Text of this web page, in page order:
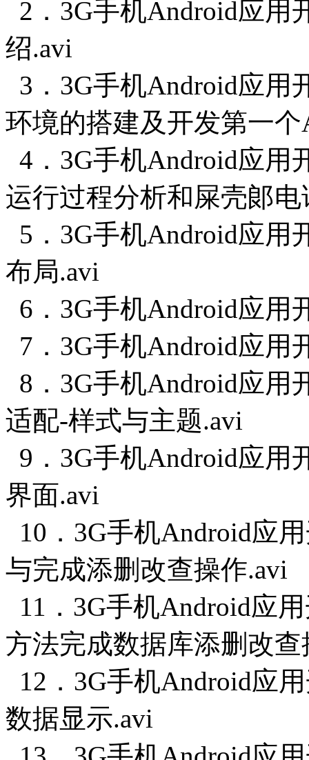
2．3G手机Android应用
绍.avi
3．3G手机Android应用
环境的搭建及开发第一
4．3G手机Android应用
运行过程分析和屎壳郞
5．3G手机Android应用
布局.avi
6．3G手机Android应用
7．3G手机Android应用
8．3G手机Android应用
适配-样式与主题.avi
9．3G手机Android应用
界面.avi
10．3G手机Android应
与完成添删改查操作.avi
11．3G手机Android应
方法完成数据库添删改查
12．3G手机Android应
数据显示.avi